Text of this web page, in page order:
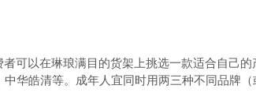
可以在琳琅满目的货架上挑选一款适合自己
华皓清等。成年人宜同时用两三种不同品牌